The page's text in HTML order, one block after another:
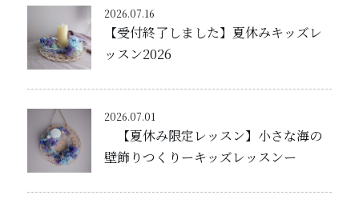
2026.07.16
【受付終了しました】夏休みキッズレ
ッスン2026
2026.07.01
【夏休み限定レッスン】小さな海の
壁飾りつくりーキッズレッスンー